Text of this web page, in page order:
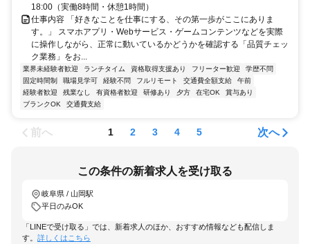
18:00（実働8時間・休憩1時間）
仕事内容 「好きなことを仕事にする、その第一歩がここにありま
す。」 スマホアプリ・Webサービス・ゲームコンテンツなどを実際
に操作しながら、正常に動いているかどうかを確認する「品質チェッ
ク業務」をお...
業界未経験者歓迎 ランチタイム 資格取得支援あり フリーター歓迎
学歴不問
固定時間制
職場見学可 経験不問 フルリモート 交通費全額支給
午前
経験者歓迎
残業なし 有資格者歓迎 研修あり 夕方 在宅OK
賞与あり
ブランクOK
交通費支給
前へ 1 2 3 4 5 次へ
この条件の新着求人を受け取る
岐阜県 / 山岡駅
平日のみOK
「LINEで受け取る」では、新着求人のほか、おすすめ情報なども配信しま
す。 詳しくはこちら